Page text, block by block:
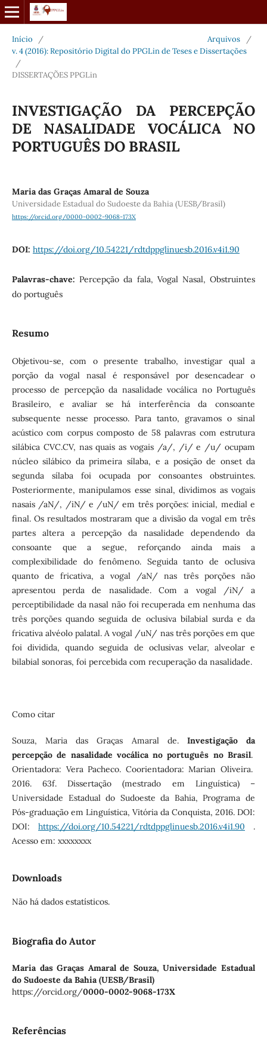
Início / Arquivos
/
v. 4 (2016): Repositório Digital do PPGLin de Teses e Dissertações
/
DISSERTAÇÕES PPGLin
INVESTIGAÇÃO DA PERCEPÇÃO
DE NASALIDADE VOCÁLICA NO
PORTUGUÊS DO BRASIL
Maria das Graças Amaral de Souza
Universidade Estadual do Sudoeste da Bahia (UESB/Brasil)
https://orcid.org/0000-0002-9068-173X
DOI: https://doi.org/10.54221/rdtdppglinuesb.2016.v4i1.90
Palavras-chave:Percepção da fala, Vogal Nasal, Obstruintes
do português
Resumo
Objetivou-se, com o presente trabalho, investigar qual a
porção da vogal nasal é responsável por desencadear o
processo de percepção da nasalidade vocálica no Português
Brasileiro, e avaliar se há interferência da consoante
subsequente nesse processo. Para tanto, gravamos o sinal
acústico com corpus composto de 58 palavras com estrutura
silábica CVC.CV, nas quais as vogais /a/, /i/ e /u/ ocupam
núcleo silábico da primeira sílaba, e a posição de onset da
segunda sílaba foi ocupada por consoantes obstruintes.
Posteriormente, manipulamos esse sinal, dividimos as vogais
nasais /aN/, /iN/ e /uN/ em três porções: inicial, medial e
final. Os resultados mostraram que a divisão da vogal em três
partes altera a percepção da nasalidade dependendo da
consoante que a segue, reforçando ainda mais a
complexibilidade do fenômeno. Seguida tanto de oclusiva
quanto de fricativa, a vogal /aN/ nas três porções não
apresentou perda de nasalidade. Com a vogal /iN/ a
perceptibilidade da nasal não foi recuperada em nenhuma das
três porções quando seguida de oclusiva bilabial surda e da
fricativa alvéolo palatal. A vogal /uN/ nas três porções em que
foi dividida, quando seguida de oclusivas velar, alveolar e
bilabial sonoras, foi percebida com recuperação da nasalidade.
Como citar
Souza, Maria das Graças Amaral de. Investigação da
percepção de nasalidade vocálica no português no Brasil.
Orientadora: Vera Pacheco. Coorientadora: Marian Oliveira.
2016. 63f. Dissertação (mestrado em Linguística) –
Universidade Estadual do Sudoeste da Bahia, Programa de
Pós-graduação em Linguística, Vitória da Conquista, 2016. DOI:
DOI: https://doi.org/10.54221/rdtdppglinuesb.2016.v4i1.90 .
Acesso em: xxxxxxxx
Downloads
Não há dados estatísticos.
Biografia do Autor
Maria das Graças Amaral de Souza,Universidade Estadual
do Sudoeste da Bahia (UESB/Brasil)
https://orcid.org/0000-0002-9068-173X
Referências